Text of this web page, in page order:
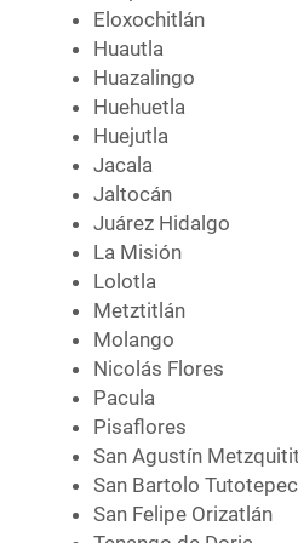
Eloxochitlán
Huautla
Huazalingo
Huehuetla
Huejutla
Jacala
Jaltocán
Juárez Hidalgo
La Misión
Lolotla
Metztitlán
Molango
Nicolás Flores
Pacula
Pisaflores
San Agustín
San Bartolo Tutotepec
San Felipe Orizatlán